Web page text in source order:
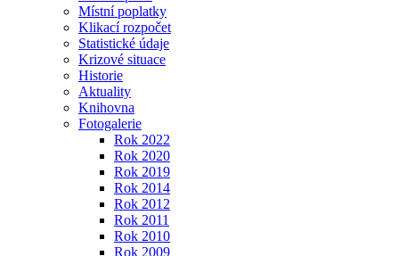
Místní poplatky
Klikací rozpočet
Statistické údaje
Krizové situace
Historie
Aktuality
Knihovna
Fotogalerie
Rok 2022
Rok 2020
Rok 2019
Rok 2014
Rok 2012
Rok 2011
Rok 2010
Rok 2009